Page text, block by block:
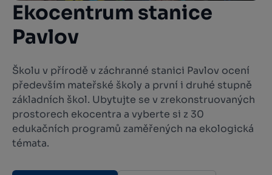
Ekocentrum stanice
Pavlov
Školu v přírodě v záchranné stanici Pavlov ocení
především mateřské školy a první i druhé stupně
základních škol. Ubytujte se v zrekonstruovaných
prostorech ekocentra a vyberte si z 30
edukačních programů zaměřených na ekologická
témata.